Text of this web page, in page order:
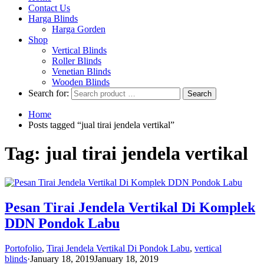
Contact Us
Harga Blinds
Harga Gorden
Shop
Vertical Blinds
Roller Blinds
Venetian Blinds
Wooden Blinds
Search for:
Home
Posts tagged “jual tirai jendela vertikal”
Tag: jual tirai jendela vertikal
Pesan Tirai Jendela Vertikal Di Komplek
DDN Pondok Labu
Portofolio, Tirai Jendela Vertikal Di Pondok Labu, vertical
blinds·January 18, 2019January 18, 2019